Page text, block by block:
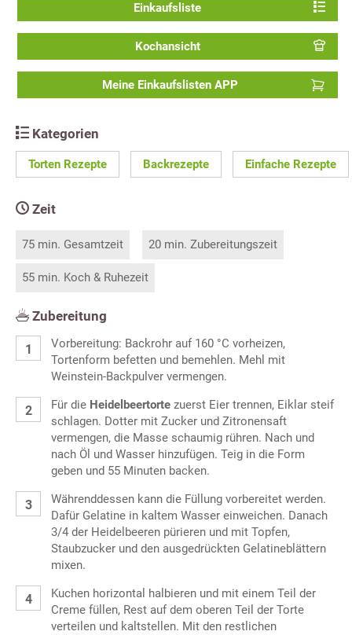
Einkaufsliste
Kochansicht
Meine Einkaufslisten APP
Kategorien
Torten Rezepte Backrezepte Einfache Rezepte
Zeit
75 min. Gesamtzeit 20 min. Zubereitungszeit
55 min. Koch & Ruhezeit
Zubereitung
Vorbereitung: Backrohr auf 160 °C vorheizen,
Tortenform befetten und bemehlen. Mehl mit
Weinstein-Backpulver vermengen.
Für die Heidelbeertorte zuerst Eier trennen, Eiklar steif
schlagen. Dotter mit Zucker und Zitronensaft
vermengen, die Masse schaumig rühren. Nach und
nach Öl und Wasser hinzufügen. Teig in die Form
geben und 55 Minuten backen.
Währenddessen kann die Füllung vorbereitet werden.
Dafür Gelatine in kaltem Wasser einweichen. Danach
3/4 der Heidelbeeren pürieren und mit Topfen,
Staubzucker und den ausgedrückten Gelatineblättern
mixen.
Kuchen horizontal halbieren und mit einem Teil der
Creme füllen, Rest auf dem oberen Teil der Torte
verteilen und kaltstellen. Mit den restlichen